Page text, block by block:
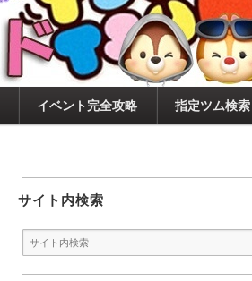
イベント完全攻略 指定ツム検索
サイト内検索